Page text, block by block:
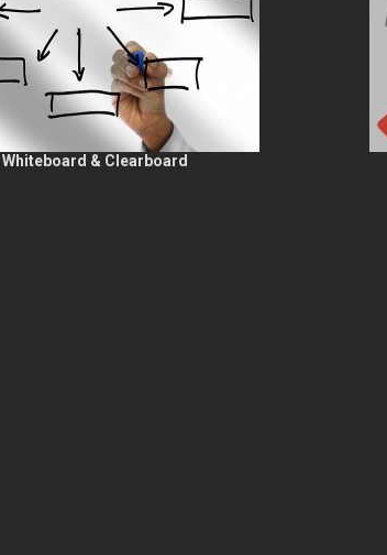
Whiteboard & Clearboard